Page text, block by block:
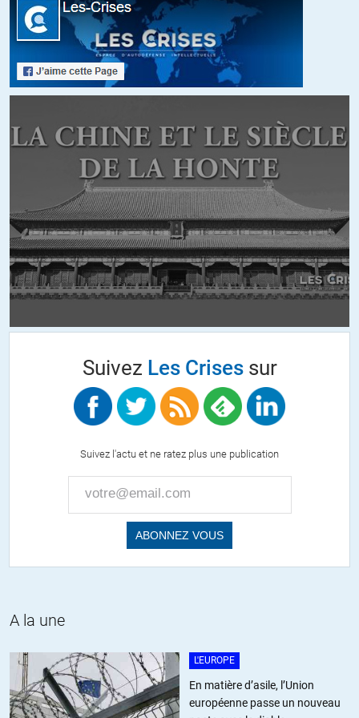
« Et comme le dira tout bon redneck, si vous n’êtes pas armés, vos
protestations n’ont aucun poids. »
Bien plus que des armes, tout dépend de la cohésion sociale et
des possibilités de mobilisation qui en découlent.
d’individualisme du pays, il est tout seul dans son coin. En
conséquence, il subit tout sans jamais bouger.
ALERTER
killer//23.07.2015 à 13h58
pas si seul que ça, regardez le cas du ranch bundy.
+3
Killer, vous m’enlevez « les mots de la bouche », j’allais citer
exactement le même exemple, et il y en a bien d’autres de ce
nécessairement américains (même de type « rednek ») à ce
qu’on appelle ici individualisme. Au contraire il y a aux USA un
mouvement puissant de solidarité entre individus (formant de
fait une communauté) qui s’incarne dans des exemples allant
du Ranch Bundy jusqu’aux milices armées « protégeant » les
frontières américaines.
trop éloignées. Ici, un groupe de citoyens volontaires armées
politique (la défense absolue et constitutionnelle de la propriété
privée) serait probablement qualifié de fasciste ou de terroriste,
pourtant il s’agit bien d’une forme de solidarité.
Suivez Les Crisessur
Suivez l'actu et ne ratez plus une publication
A la une
L'EUROPE
En matière d’asile, l’Union
européenne passe un nouveau